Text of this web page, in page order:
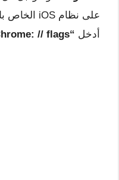
أدخل “Chrome: // flags”